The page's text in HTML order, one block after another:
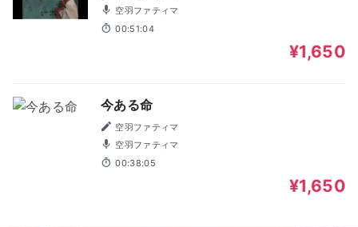
空羽ファティマ
00:51:04
¥1,650
今ある命
空羽ファティマ
空羽ファティマ
00:38:05
¥1,650